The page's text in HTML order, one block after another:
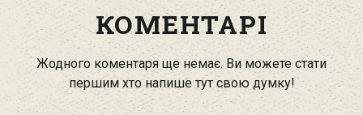
КОМЕНТАРІ
Жодного коментаря ще немає. Ви можете стати
першим хто напише тут свою думку!